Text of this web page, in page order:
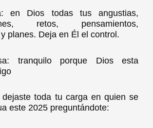
en Dios todas tus angustias,
retos, pensamientos,
planes. Deja en Él el control.
tranquilo porque Dios esta
toda tu carga en quien se
este 2025 preguntándote: